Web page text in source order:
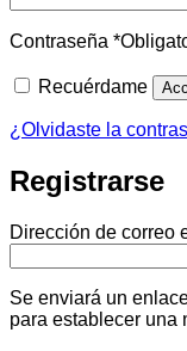
Contraseña *
Recuérdame
¿Olvidaste la
Registrarse
Dirección de correo
Se enviará un
para establecer una